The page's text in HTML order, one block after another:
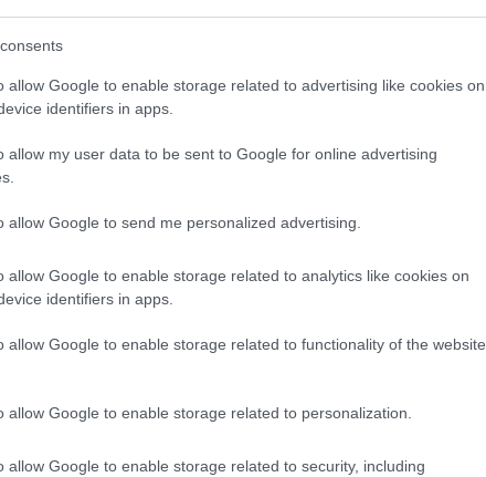
allow Google to enable storage related to advertising like cookies on
identifiers in apps.
allow my user data to be sent to Google for online advertising
allow Google to send me personalized advertising.
allow Google to enable storage related to analytics like cookies on
identifiers in apps.
allow Google to enable storage related to functionality of the website
allow Google to enable storage related to personalization.
allow Google to enable storage related to security, including